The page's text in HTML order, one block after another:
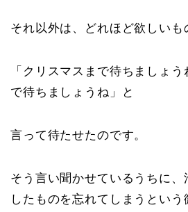
それ以外は、どれほど欲しいも
「クリスマスまで待ちましょ
で待ちましょうね」と
言って待たせたのです。
そう言い聞かせているうちに、
したものを忘れてしまうとい